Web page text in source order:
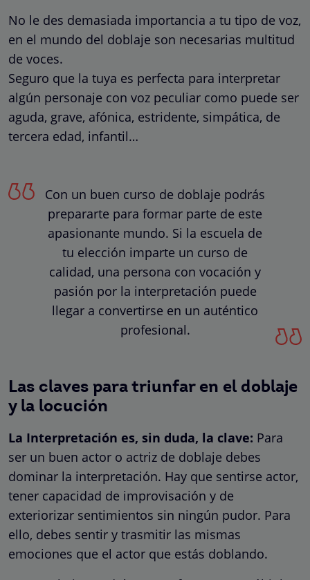
No le des demasiada importancia a tu tipo de voz,
en el mundo del doblaje son necesarias multitud
de voces.
Seguro que la tuya es perfecta para interpretar
algún personaje con voz peculiar como puede ser
aguda, grave, afónica, estridente, simpática, de
tercera edad, infantil…
Con un buen curso de doblaje podrás
prepararte para formar parte de este
apasionante mundo. Si la escuela de
tu elección imparte un curso de
calidad, una persona con vocación y
pasión por la interpretación puede
llegar a convertirse en un auténtico
profesional.
Las claves para triunfar en el doblaje
y la locución
La Interpretación es, sin duda, la clave: Para
ser un buen actor o actriz de doblaje debes
dominar la interpretación. Hay que sentirse actor,
tener capacidad de improvisación y de
exteriorizar sentimientos sin ningún pudor. Para
ello, debes sentir y trasmitir las mismas
emociones que el actor que estás doblando.